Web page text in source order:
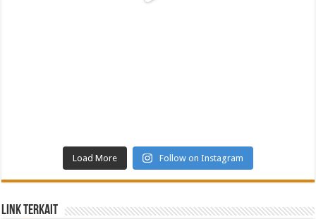
Load More Follow on Instagram
Link Terkait